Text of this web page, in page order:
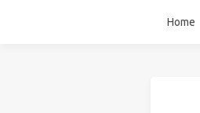
Home